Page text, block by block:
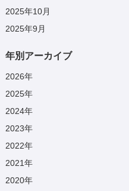
2025年10月
2025年9月
年別アーカイブ
2026年
2025年
2024年
2023年
2022年
2021年
2020年